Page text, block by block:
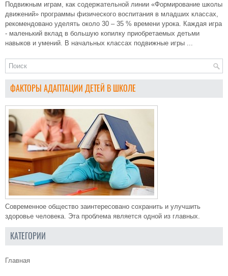
Подвижным играм, как содержательной линии «Формирование школы
движений» программы физического воспитания в младших классах,
рекомендовано уделять около 30 – 35 % времени урока. Каждая игра
- маленький вклад в большую копилку приобретаемых детьми
навыков и умений. В начальных классах подвижные игры ...
ФАКТОРЫ АДАПТАЦИИ ДЕТЕЙ В ШКОЛЕ
Современное общество заинтересовано сохранить и улучшить
здоровье человека. Эта проблема является одной из главных.
КАТЕГОРИИ
Главная